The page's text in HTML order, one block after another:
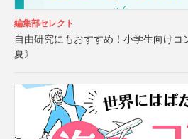
編集部セレクト
自由研究にもおすすめ！小学生向けコ
夏》